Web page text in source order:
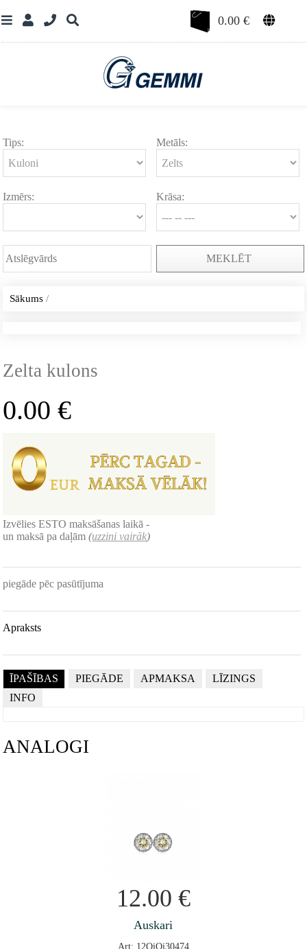
0.00€
Tips: Metāls:
Izmērs: Krāsa:
MEKLĒT
Sākums /
Zelta kulons
0.00€
Izvēlies ESTO maksāšanas laikā -
un maksā pa daļām(uzzini vairāk)
piegāde pēc pasūtījuma
Apraksts
ĪPAŠĪBAS PIEGĀDE APMAKSA
LĪZINGS
INFO
ANALOGI
12.00 €
Auskari
Art: 12OiOi30474